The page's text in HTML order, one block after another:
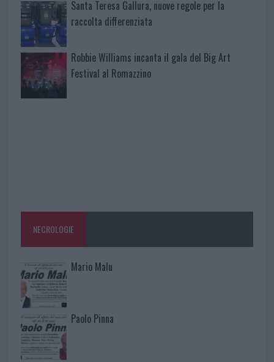
Santa Teresa Gallura, nuove regole per la
raccolta differenziata
Robbie Williams incanta il gala del Big Art
Festival al Romazzino
NECROLOGIE
Mario Malu
Paolo Pinna